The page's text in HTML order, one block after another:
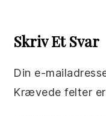
Interactions
Skriv Et Svar
Din e-
Krævede felter